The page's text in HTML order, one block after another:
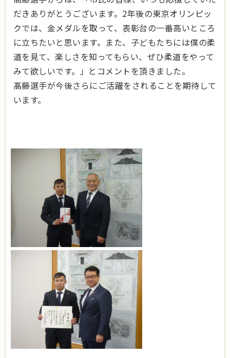
だきありがとうございます。2年後の東京オリンピッ
クでは、金メダルを取って、表彰台の一番高いところ
に立ちたいと思います。また、子どもたちには僕の柔
道を見て、楽しさを知ってもらい、ぜひ柔道をやって
みて欲しいです。」とコメントを頂きました。
髙藤選手が今後さらにご活躍をされることを期待して
います。